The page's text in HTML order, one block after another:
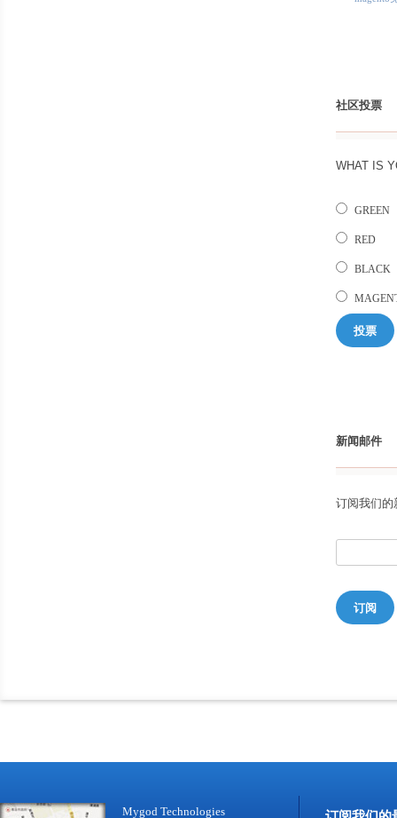
社区投票
WHAT IS
GREEN
RED
BLACK
投票
新闻邮件
订阅我们的
订阅
Mygod Technologies